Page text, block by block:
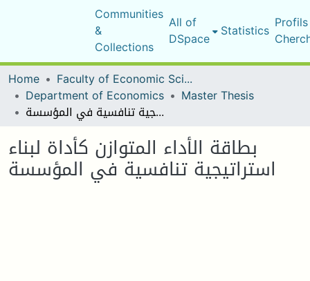
Communities
&
Collections
All of
DSpace Statistics
Home
Faculty of Economic Sciences, Commerce and Management Sciences
Department of Economics Master Thesis
بطاقة الأداء المتوازن كأداة لبناء استراتيجية تنافسية في المؤسسة
بطاقة الأداء المتوازن كأداة لبناء
استراتيجية تنافسية في المؤسسة